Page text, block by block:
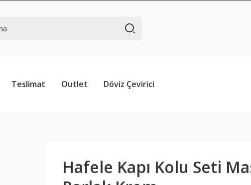
Teslimat Outlet Döviz Çevirici
Hafele Kapı Kolu Seti